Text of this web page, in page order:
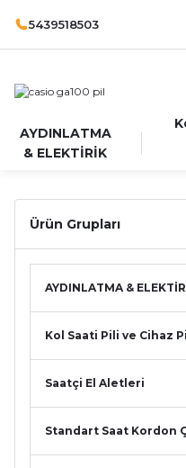
5439518503
AYDINLATMA
& ELEKTİRİK
Ürün Grupları
AYDINLATMA &
Kol Saati Pili ve Cihaz
Saatçi El Aletleri
Standart Saat Kordon